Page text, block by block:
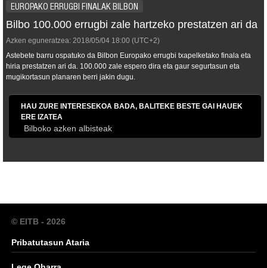
EUROPAKO ERRUGBI FINALAK BILBON
Bilbo 100.000 errugbi zale hartzeko prestatzen ari da
Azken eguneratzea: 2018/05/04 18:00 (UTC+2)
Astebete barru ospatuko da Bilbon Europako errugbi txapelketako finala eta
hiria prestatzen ari da. 100.000 zale espero dira eta gaur segurtasun eta
mugikortasun planaren berri jakin dugu.
HAU ZURE INTERESEKOA BADA, BALITEKE BESTE GAI HAUEK
ERE IZATEA
Bilboko azken albisteak
© EITB - 2026
Pribatutasun Ataria